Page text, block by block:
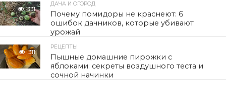
331
ДАЧА И ОГОРОД
Почему помидоры не краснеют: 6
ошибок дачников, которые убивают
урожай
311
РЕЦЕПТЫ
Пышные домашние пирожки с
яблоками: секреты воздушного теста и
сочной начинки